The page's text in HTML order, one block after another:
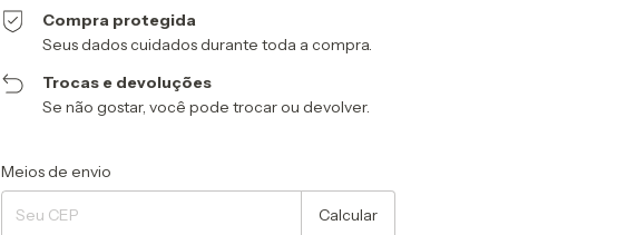
Compra protegida
Seus dados cuidados durante toda a compra.
Trocas e devoluções
Se não gostar, você pode trocar ou devolver.
Entregas para o CEP:
Meios de envio
Calcular